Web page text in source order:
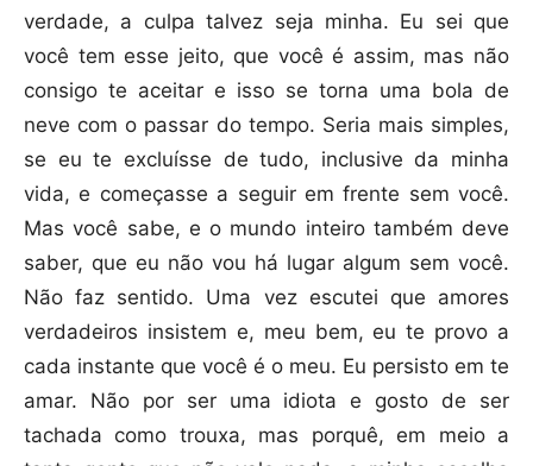
verdade, a culpa talvez seja minha. Eu sei que
você tem esse jeito, que você é assim, mas não
consigo te aceitar e isso se torna uma bola de
neve com o passar do tempo. Seria mais simples,
se eu te excluísse de tudo, inclusive da minha
vida, e começasse a seguir em frente sem você.
Mas você sabe, e o mundo inteiro também deve
saber, que eu não vou há lugar algum sem você.
Não faz sentido. Uma vez escutei que amores
verdadeiros insistem e, meu bem, eu te provo a
cada instante que você é o meu. Eu persisto em te
amar. Não por ser uma idiota e gosto de ser
tachada como trouxa, mas porquê, em meio a